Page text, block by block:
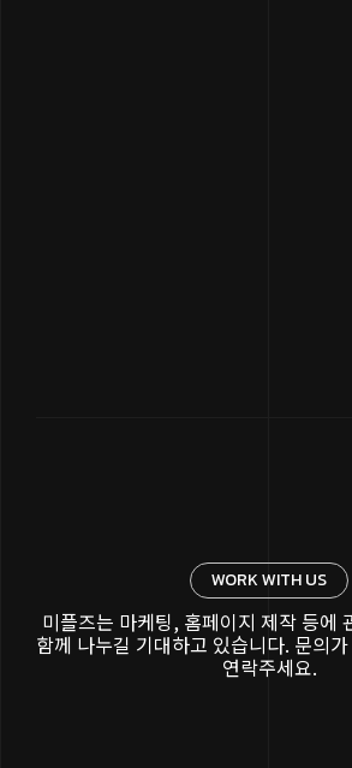
WORK WITH US
미플즈는 마케팅, 홈페이지 제작 등에
함께 나누길 기대하고 있습니다. 문의
연락주세요.